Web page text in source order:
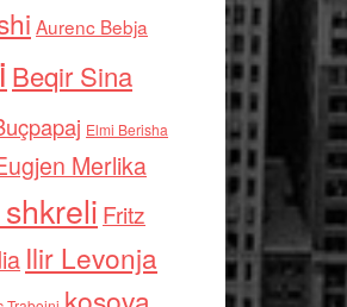
Aurenc Bebja
Beqir Sina
Elmi Berisha
Merlika
Fritz
Ilir Levonja